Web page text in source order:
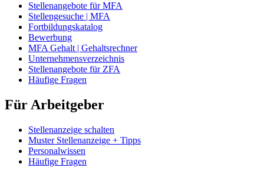
Stellenangebote für MFA
Stellengesuche | MFA
Fortbildungskatalog
Bewerbung
MFA Gehalt | Gehaltsrechner
Unternehmensverzeichnis
Stellenangebote für ZFA
Häufige Fragen
Für Arbeitgeber
Stellenanzeige schalten
Muster Stellenanzeige + Tipps
Personalwissen
Häufige Fragen